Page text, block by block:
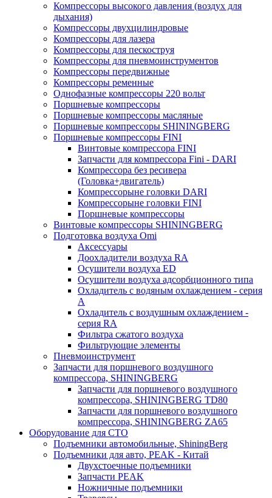
Компрессоры высокого давления (воздух для
дыхания)
Компрессоры двухцилиндровые
Компрессоры для лазера
Компрессоры для пескоструя
Компрессоры для пневмоинструментов
Компрессоры передвижные
Компрессоры ременные
Однофазные компрессоры 220 вольт
Поршневые компрессоры
Поршневые компрессоры масляные
Поршневые компрессоры SHININGBERG
Поршневые компрессоры FINI
Винтовые компрессора FINI
Запчасти для компрессора Fini - DARI
Компрессора без ресивера
(Головка+двигатель)
Компрессорыне головки DARI
Компрессорыне головки FINI
Поршневые компрессоры
Винтовые компрессоры SHININGBERG
Подготовка воздуха Omi
Аксессуары
Доохладители воздуха RA
Осушители воздуха ED
Осушители воздуха адсорбционного типа
Охладитель с водяным охлаждением - серия
A
Охладитель с воздушным охлаждением -
серия RA
Фильтра сжатого воздуха
Фильтрующие элементы
Пневмоинструмент
Запчасти для поршневого воздушного
компрессора, SHININGBERG
Запчасти для поршневого воздушного
компрессора, SHININGBERG TD80
Запчасти для поршневого воздушного
компрессора, SHININGBERG ZA65
Оборудование для СТО
Подъемники автомобильные, ShiningBerg
Подъемники для авто, PEAK - Китай
Двухстоечные подъемники
Запчасти PEAK
Ножничные подъемники